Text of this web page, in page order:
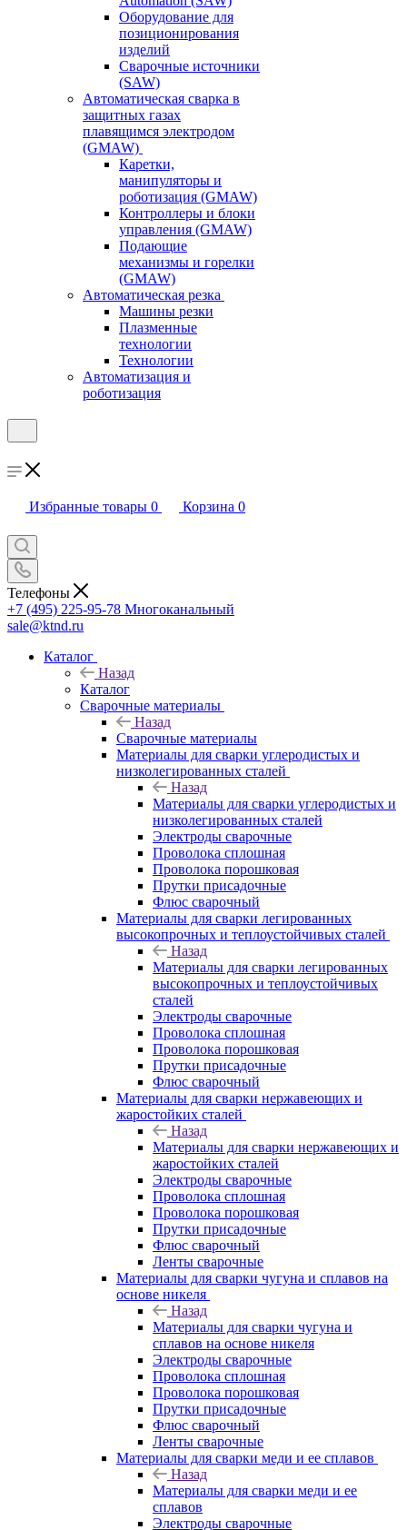
Оборудование для
позиционирования
изделий
Сварочные источники
(SAW)
Автоматическая сварка в
защитных газах
плавящимся электродом
(GMAW)
Каретки,
манипуляторы и
роботизация (GMAW)
Контроллеры и блоки
управления (GMAW)
Подающие
механизмы и горелки
(GMAW)
Автоматическая резка
Машины резки
Плазменные
технологии
Технологии
Автоматизация и
роботизация
Избранные товары 0 Корзина 0
Телефоны
+7 (495) 225-95-78 Многоканальный
sale@ktnd.ru
Каталог
Назад
Каталог
Сварочные материалы
Назад
Сварочные материалы
Материалы для сварки углеродистых и
низколегированных сталей
Назад
Материалы для сварки углеродистых и
низколегированных сталей
Электроды сварочные
Проволока сплошная
Проволока порошковая
Прутки присадочные
Флюс сварочный
Материалы для сварки легированных
высокопрочных и теплоустойчивых сталей
Назад
Материалы для сварки легированных
высокопрочных и теплоустойчивых
сталей
Электроды сварочные
Проволока сплошная
Проволока порошковая
Прутки присадочные
Флюс сварочный
Материалы для сварки нержавеющих и
жаростойких сталей
Назад
Материалы для сварки нержавеющих и
жаростойких сталей
Электроды сварочные
Проволока сплошная
Проволока порошковая
Прутки присадочные
Флюс сварочный
Ленты сварочные
Материалы для сварки чугуна и сплавов на
основе никеля
Назад
Материалы для сварки чугуна и
сплавов на основе никеля
Электроды сварочные
Проволока сплошная
Проволока порошковая
Прутки присадочные
Флюс сварочный
Ленты сварочные
Материалы для сварки меди и ее сплавов
Назад
Материалы для сварки меди и ее
сплавов
Электроды сварочные